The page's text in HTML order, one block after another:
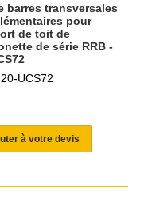
barres transversales
pour
de toit de
de série RRB -
UCS72
à votre devis